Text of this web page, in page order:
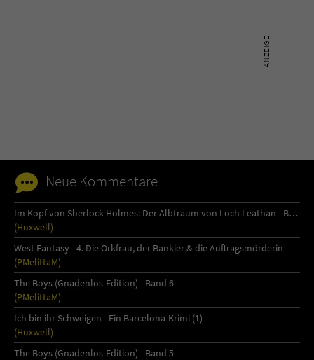
Neue Kommentare
Im Kopf von Sherlock Holmes: Der Albtraum von Loch Leathan - Buch 1
(Huxwell)
West Fantasy - 4. Die Orkfrau, der Bankier & die Auftragsmörderin
(PMelittaM)
The Boys (Gnadenlos-Edition) - Band 6
(PMelittaM)
Ich bin ihr Schweigen - Ein Barcelona-Krimi (1)
(Huxwell)
The Boys (Gnadenlos-Edition) - Band 5